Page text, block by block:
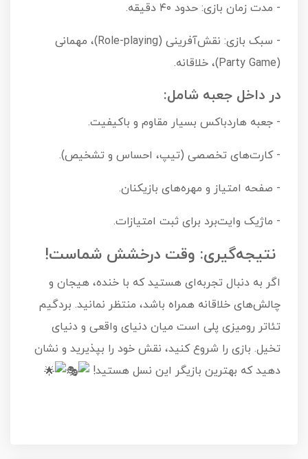
- مدت زمان بازی: حدود ۴۰ دقیقه.
- سبک بازی: نقش‌آفرینی (Role-playing)، مهمانی
(Party Game)، خلاقانه.
در داخل جعبه شامل:
- جعبه هاردباکس بسیار مقاوم و باکیفیت.
- کارت‌های تخصصی (تیپ، احساس و تشخیص).
- صفحه امتیاز و مهره‌های بازیکنان.
- ماژیک وایت‌برد برای ثبت امتیازات.
نتیجه‌گیری: وقت درخشش شماست!
اگر به دنبال تجربه‌ای هستید که با خنده، هیجان و
چالش‌های خلاقانه همراه باشد، منتظر نمانید. بردگیم
تئاتر رومیزی پلی است میان دنیای واقعی و دنیای
تخیل. بازی را شروع کنید، نقش خود را بپذیرید و نشان
دهید که بهترین بازیگر این نسل هستید!